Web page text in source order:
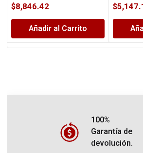
$8,846.42
Añadir al Carrito
$
100%
Garantía de
devolución.